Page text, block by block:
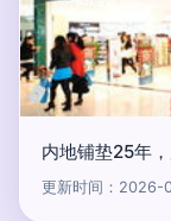
内地铺垫25年
更新时间：2026-